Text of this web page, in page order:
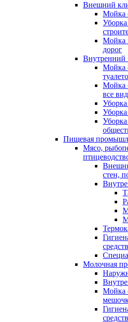
Внешний
Мойка
Мойка
дорог
Внутренний
Мойка
Мойка
все
Пищевая
Мясо,
стен,
Молочная
Мойка